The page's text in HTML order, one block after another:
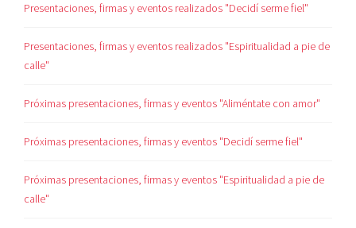
Presentaciones, firmas y eventos realizados "Decidí serme fiel"
Presentaciones, firmas y eventos realizados "Espiritualidad a pie de
calle"
Próximas presentaciones, firmas y eventos "Aliméntate con amor"
Próximas presentaciones, firmas y eventos "Decidí serme fiel"
Próximas presentaciones, firmas y eventos "Espiritualidad a pie de
calle"